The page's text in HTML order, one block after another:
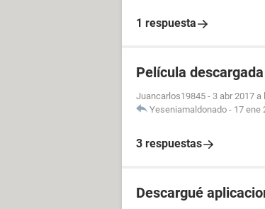
1 respuesta
Película
Juancarlos19845 - 3 abr 2017 a
Yeseniamaldonado - 17 ene
3 respuestas
Descargué